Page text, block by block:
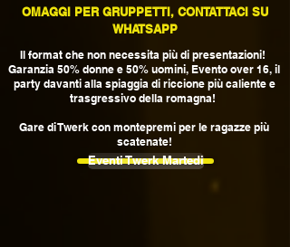
OMAGGI PER GRUPPETTI, CONTATTACI SU
WHATSAPP
Il format che non necessita più di presentazioni!
Garanzia 50% donne e 50% uomini, Evento over 16, il
party davanti alla spiaggia di riccione più caliente e
trasgressivo della romagna!
Gare di Twerk con montepremi per le ragazze più
scatenate!
Eventi Twerk Martedi